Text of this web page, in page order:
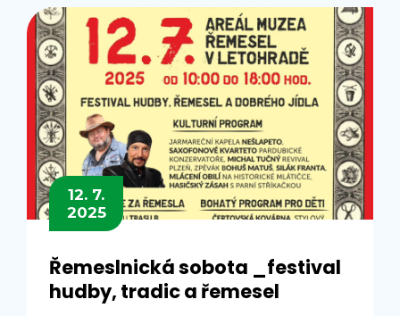
12. 7.
2025
Řemeslnická sobota _festival
hudby, tradic a řemesel